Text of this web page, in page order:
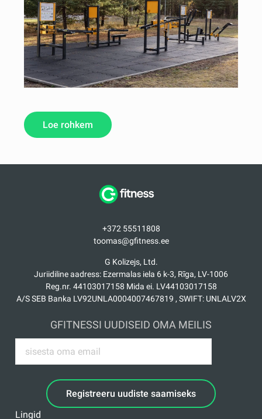
Loe rohkem
+372 55511808
toomas@gfitness.ee
G Kolizejs, Ltd.
Juriidiline aadress: Ezermalas iela 6 k-3, Rīga, LV-1006
Reg.nr. 44103017158 Mida ei. LV44103017158
A/S SEB Banka LV92UNLA0004007467819 , SWIFT: UNLALV2X
GFITNESSI UUDISEID OMA MEILIS
Registreeru uudiste saamiseks
Lingid